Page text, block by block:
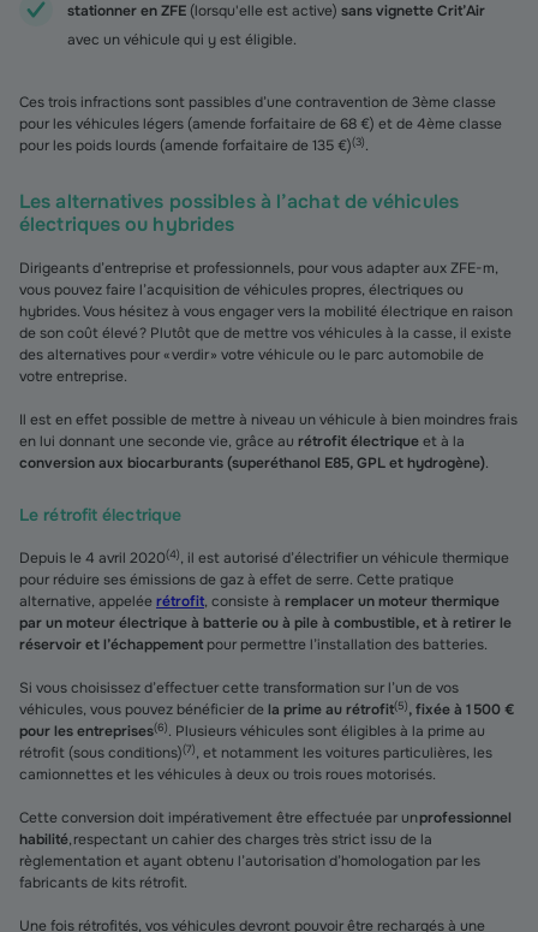
stationner en ZFE (lorsqu'elle est active) sans vignette Crit’Air
avec un véhicule qui y est éligible.
Ces trois infractions sont passibles d’une contravention de 3ème classe
pour les véhicules légers (amende forfaitaire de 68 €) et de 4ème classe
pour les poids lourds (amende forfaitaire de 135 €)(3).
Les alternatives possibles à l’achat de véhicules
électriques ou hybrides
Dirigeants d’entreprise et professionnels, pour vous adapter aux ZFE-m,
vous pouvez faire l’acquisition de véhicules propres, électriques ou
hybrides. Vous hésitez à vous engager vers la mobilité électrique en raison
de son coût élevé ? Plutôt que de mettre vos véhicules à la casse, il existe
des alternatives pour « verdir » votre véhicule ou le parc automobile de
votre entreprise.
Il est en effet possible de mettre à niveau un véhicule à bien moindres frais
en lui donnant une seconde vie, grâce au rétrofit électriqueet à la
conversion aux biocarburants (superéthanol E85, GPL et hydrogène).
Le rétrofit électrique
Depuis le 4 avril 2020(4), il est autorisé d’électrifier un véhicule thermique
pour réduire ses émissions de gaz à effet de serre. Cette pratique
alternative, appeléerétrofit, consiste à remplacer un moteur thermique
par un moteur électrique à batterie ou à pile à combustible, et à retirer le
réservoir et l’échappement pour permettre l’installation des batteries.
Si vous choisissez d’effectuer cette transformation sur l’un de vos
véhicules, vous pouvez bénéficier dela prime au rétrofit(5), fixée à 1 500 €
pour les entreprises(6). Plusieurs véhicules sont éligibles à la prime au
rétrofit (sous conditions)(7), et notamment les voitures particulières, les
camionnettes et les véhicules à deux ou trois roues motorisés.
Cette conversion doit impérativement être effectuée par unprofessionnel
habilité, respectant un cahier des charges très strict issu de la
règlementation et ayant obtenu l’autorisation d’homologation par les
fabricants de kits rétrofit.
Une fois rétrofités, vos véhicules devront pouvoir être rechargés à une